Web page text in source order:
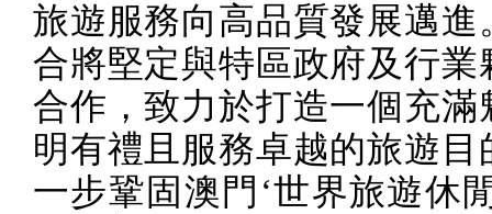
旅遊服務向高品質發展邁進
合將堅定與特區政府及行業
合作，致力於打造一個充滿
明有禮且服務卓越的旅遊目
一步鞏固澳門‘世界旅遊休